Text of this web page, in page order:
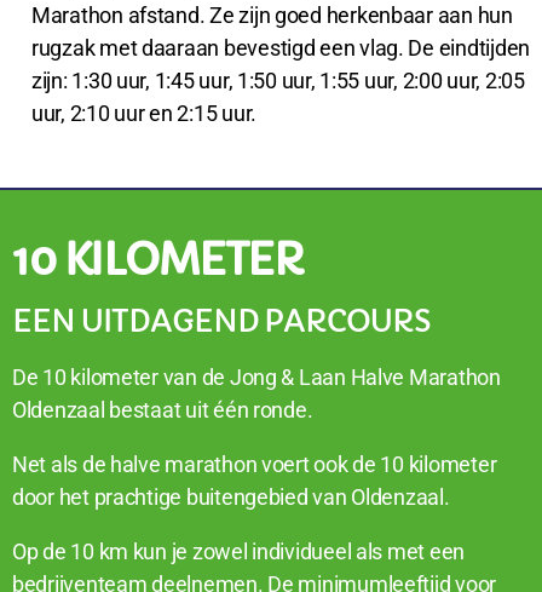
Marathon afstand. Ze zijn goed herkenbaar aan hun
rugzak met daaraan bevestigd een vlag. De eindtijden
zijn: 1:30 uur, 1:45 uur, 1:50 uur, 1:55 uur, 2:00 uur, 2:05
uur, 2:10 uur en2:15 uur.
10 KILOMETER
EEN UITDAGEND PARCOURS
De 10 kilometer van de Jong & Laan Halve Marathon
Oldenzaal bestaat uit één ronde.
Net als de halve marathon voert ook de 10 kilometer
door het prachtige buitengebied van Oldenzaal.
Op de 10 km kun je zowel individueel als met een
bedrijventeam deelnemen. De minimumleeftijd voor